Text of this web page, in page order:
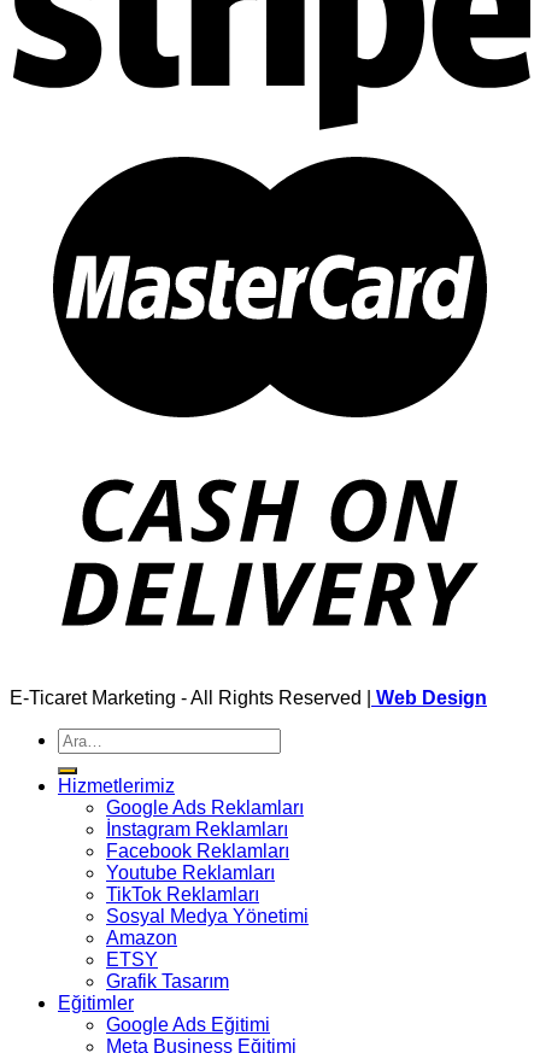
E-Ticaret Marketing - All Rights Reserved |
Web Design
Ara:
Hizmetlerimiz
Google Ads Reklamları
İnstagram Reklamları
Facebook Reklamları
Youtube Reklamları
TikTok Reklamları
Sosyal Medya Yönetimi
Amazon
ETSY
Grafik Tasarım
Eğitimler
Google Ads Eğitimi
Meta Business Eğitimi